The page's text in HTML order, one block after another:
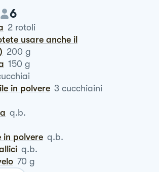
6
2 rotoli
200 g
150 g
in polvere 3 cucchiaini
q.b.
in polvere q.b.
q.b.
70 g